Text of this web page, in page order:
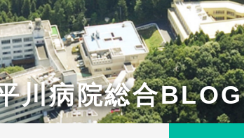
川病院総合BLOG